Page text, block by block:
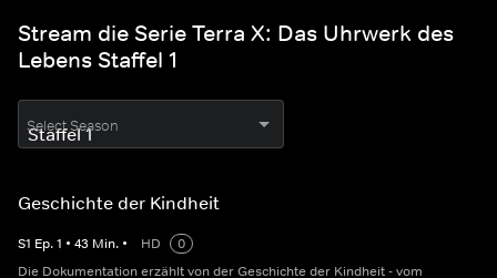
Stream die Serie Terra X: Das Uhrwerk des
Lebens Staffel 1
Select Season
Geschichte der Kindheit
S1 Ep.1 • 43 Min. • HD
0
Die Dokumentation erzählt von der Geschichte der Kindheit - vom